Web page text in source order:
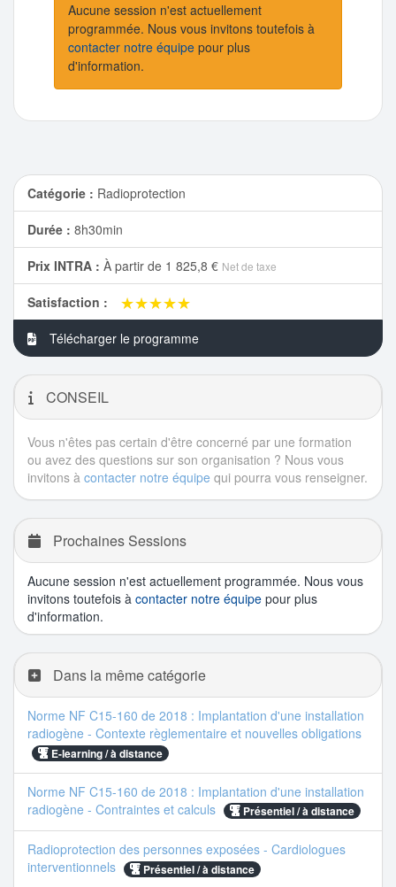
Aucune session n'est actuellement
programmée. Nous vous invitons toutefois à
contacter notre équipe pour plus
d'information.
Catégorie : Radioprotection
Durée : 8h30min
Prix INTRA : À partir de 1 825,8 € Net de taxe
Satisfaction : ★★★★★
★★★★★
Télécharger le programme
CONSEIL
Vous n'êtes pas certain d'être concerné par une formation
ou avez des questions sur son organisation ? Nous vous
invitons à contacter notre équipe qui pourra vous renseigner.
Prochaines Sessions
Aucune session n'est actuellement programmée. Nous vous
invitons toutefois à contacter notre équipe pour plus
d'information.
Dans la même catégorie
Norme NF C15-160 de 2018 : Implantation d'une installation
radiogène - Contexte règlementaire et nouvelles obligations
E-learning / à distance
Norme NF C15-160 de 2018 : Implantation d'une installation
radiogène - Contraintes et calculs
Présentiel / à distance
Radioprotection des personnes exposées - Cardiologues
interventionnels
Présentiel / à distance